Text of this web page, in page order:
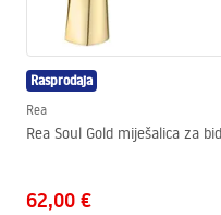
Rasprodaja
Rea
Rea Soul Gold miješalica za
62,00 €